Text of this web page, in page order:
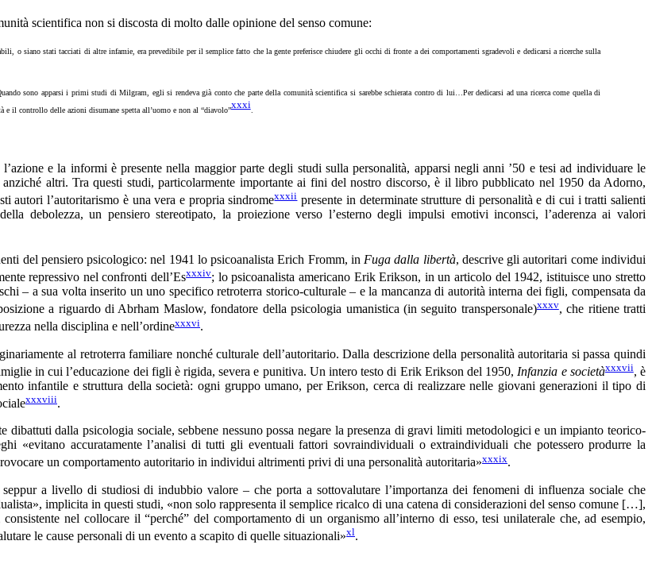
scientifica non si discosta di molto dalle opinione del senso comune:
siano stati tacciati di altre infamie, era prevedibile per il semplice fatto che la gente preferisce chiudere gli occhi di fronte a dei comportamenti sgradevoli e dedicarsi a ricerche sulla
sono apparsi i primi studi di Milgram, egli si rendeva già conto che parte della comunità scientifica si sarebbe schierata contro di lui…Per dedicarsi ad una ricerca come quella di
il controllo delle azioni disumane spetta all’uomo e non al “diavolo”xxxi.
e la informi è presente nella maggior parte degli studi sulla personalità, apparsi negli anni ’50 e tesi ad individuare le
anziché altri. Tra questi studi, particolarmente importante ai fini del nostro discorso, è il libro pubblicato nel 1950 da Adorno,
autori l’autoritarismo è una vera e propria sindromexxxiipresente in determinate strutture di personalità e di cui i tratti salienti
debolezza, un pensiero stereotipato, la proiezione verso l’esterno degli impulsi emotivi inconsci, l’aderenza ai valori
del pensiero psicologico: nel 1941 lo psicoanalista Erich Fromm, in Fuga dalla libertà, descrive gli autoritari come individui
repressivo nel confronti dell’Esxxxiv; lo psicoanalista americano Erik Erikson, in un articolo del 1942, istituisce uno stretto
– a sua volta inserito un uno specifico retroterra storico-culturale – e la mancanza di autorità interna dei figli, compensata da
a riguardo di Abrham Maslow, fondatore della psicologia umanistica (in seguito transpersonale)xxxv, che ritiene tratti
nella disciplina e nell’ordinexxxvi.
al retroterra familiare nonché culturale dell’autoritario. Dalla descrizione della personalità autoritaria si passa quindi
in cui l’educazione dei figli è rigida, severa e punitiva. Un intero testo di Erik Erikson del 1950, Infanzia e societàxxxvii, è
infantile e struttura della società: ogni gruppo umano, per Erikson, cerca di realizzare nelle giovani generazioni il tipo di
xxxviii.
dalla psicologia sociale, sebbene nessuno possa negare la presenza di gravi limiti metodologici e un impianto teorico-
«evitano accuratamente l’analisi di tutti gli eventuali fattori sovraindividuali o extraindividuali che potessero produrre la
un comportamento autoritario in individui altrimenti privi di una personalità autoritaria»xxxix.
a livello di studiosi di indubbio valore – che porta a sottovalutare l’importanza dei fenomeni di influenza sociale che
implicita in questi studi, «non solo rappresenta il semplice ricalco di una catena di considerazioni del senso comune […],
nel collocare il “perché” del comportamento di un organismo all’interno di esso, tesi unilaterale che, ad esempio,
le cause personali di un evento a scapito di quelle situazionali»xl.